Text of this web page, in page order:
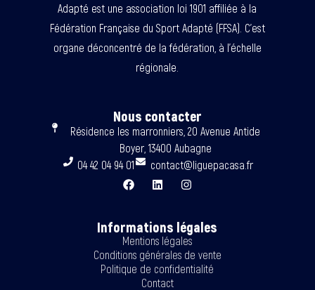
Adapté est une association loi 1901 affiliée à la
Fédération Française du Sport Adapté (FFSA). C’est
organe déconcentré de la fédération, à l’échelle
régionale.
Nous contacter
Résidence les marronniers, 20 Avenue Antide
Boyer, 13400 Aubagne
04 42 04 94 01
contact@liguepacasa.fr
Informations légales
Mentions légales
Conditions générales de vente
Politique de confidentialité
Contact